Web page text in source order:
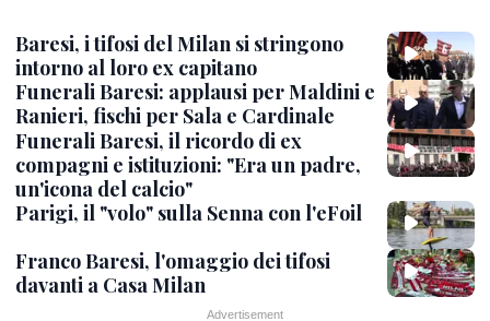
Baresi, i tifosi del Milan si stringono
intorno al loro ex capitano
Funerali Baresi: applausi per Maldini e
Ranieri, fischi per Sala e Cardinale
Funerali Baresi, il ricordo di ex
compagni e istituzioni: "Era un padre,
un'icona del calcio"
Parigi, il "volo" sulla Senna con l'eFoil
Franco Baresi, l'omaggio dei tifosi
davanti a Casa Milan